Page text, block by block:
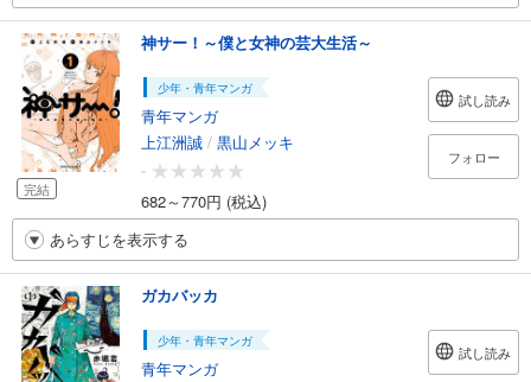
完結
神サー！～僕と女神の芸大生活～
少年・青年マンガ
青年マンガ
上江洲誠 / 黒山メッキ
-
682～770円 (税込)
試し読み
フォロー
あらすじを表示する
ガカバッカ
少年・青年マンガ
青年マンガ
試し読み